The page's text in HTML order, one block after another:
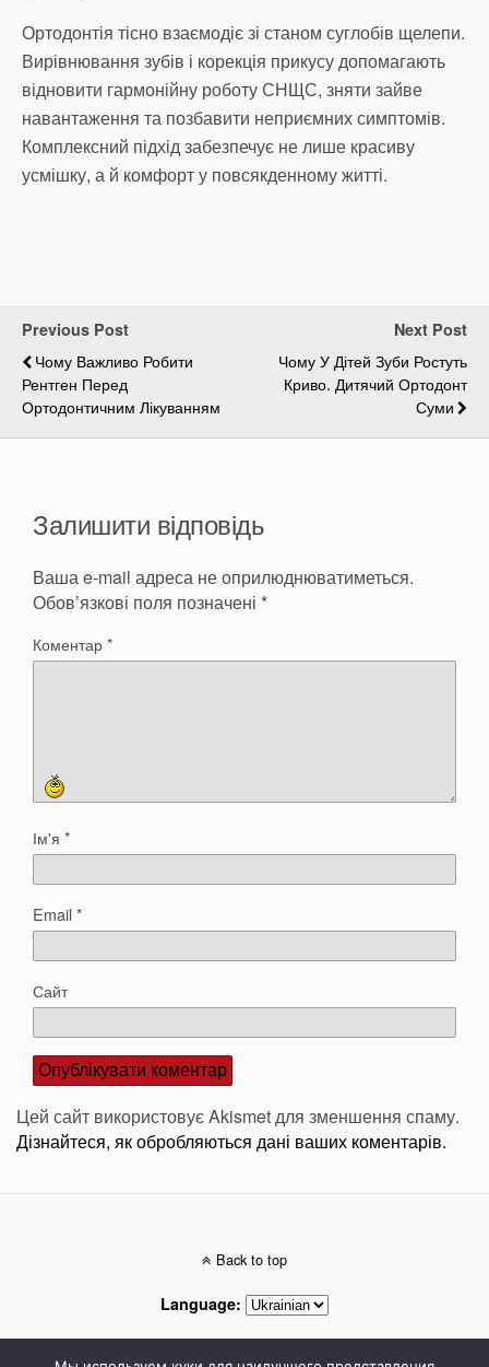
Ортодонтія тісно взаємодіє зі станом суглобів щелепи.
Вирівнювання зубів і корекція прикусу допомагають
відновити гармонійну роботу СНЩС, зняти зайве
навантаження та позбавити неприємних симптомів.
Комплексний підхід забезпечує не лише красиву
усмішку, а й комфорт у повсякденному житті.
Previous Post
Чому Важливо Робити
Рентген Перед
Ортодонтичним Лікуванням
Next Post
Чому У Дітей Зуби Ростуть
Криво. Дитячий Ортодонт
Суми
Залишити відповідь
Ваша e-mail адреса не оприлюднюватиметься.
Обов’язкові поля позначені *
Коментар*
Ім'я *
Email*
Сайт
Цей сайт використовує Akismet для зменшення спаму.
Дізнайтеся, як обробляються дані ваших коментарів.
Back to top
Language:
Mobile Desktop